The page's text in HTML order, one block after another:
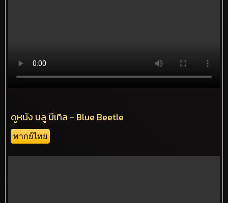
ดูหนัง บลู บีเทิล - Blue Beetle
พากย์ไทย